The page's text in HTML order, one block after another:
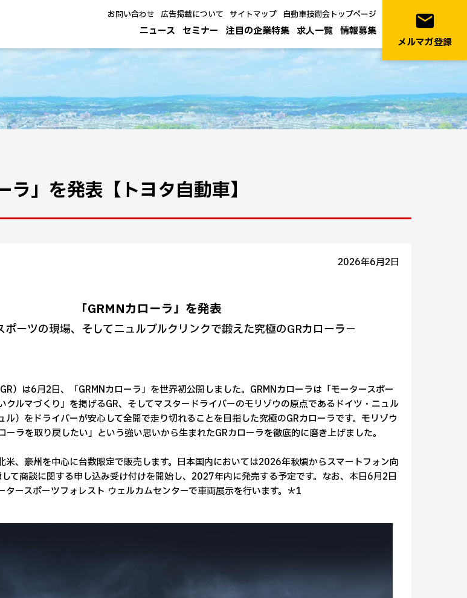
ニュース セミナー 注目の企業特集 求人一覧 情報募集
お問い合わせ 広告掲載について サイトマップ 自動車技術会トップページ email
メルマガ登録
ラ」を発表【トヨタ自動車】
2026年6月2日
「GRMNカローラ」を発表
ポーツの現場、そしてニュルブルクリンクで鍛えた究極のGRカローラ－
）は6月2日、「GRMNカローラ」を世界初公開しました。GRMNカローラは「モータースポー
クルマづくり」を掲げるGR、そしてマスタードライバーのモリゾウの原点であるドイツ・ニュル
ル）をドライバーが安心して全開で走り切れることを目指した究極のGRカローラです。モリゾウ
ーラを取り戻したい」という強い思いから生まれたGRカローラを徹底的に磨き上げました。
米、豪州を中心に台数限定で販売します。日本国内においては2026年秋頃からスマートフォン向
て商談に関する申し込み受け付けを開始し、2027年内に発売する予定です。なお、本日6月2日
ースポーツフォレスト ウェルカムセンターで車両展示を行います。＊1